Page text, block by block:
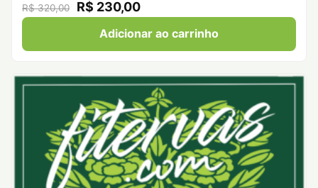
R$ 320,00 R$ 230,00
Adicionar ao carrinho